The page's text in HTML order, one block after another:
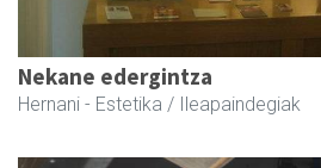
Nekane edergintza
Hernani - Estetika / Ileapaindegiak